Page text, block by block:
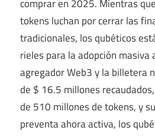
comprar en 2025. Mientras
tokens luchan por cerrar las
tradicionales, los qubéticos
rieles para la adopción masiva
agregador Web3 y la billetera
de $ 16.5 millones
de 510 millones de tokens, y
preventa ahora activa, los